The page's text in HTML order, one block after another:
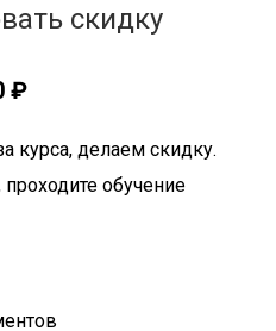
скидку
₽
курса, делаем скидку.
обучение